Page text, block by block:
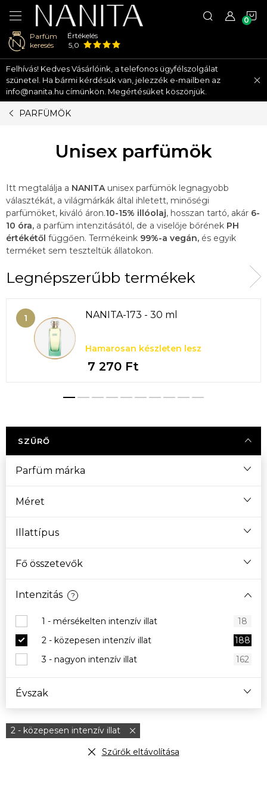
Ugrás
fő
tartalomhoz
Parfüm
keresés
Értékelés
5,0
Felhívás! Kedves Vásárlóink, a telefonos ügyfélszolgálat
szünetel. Ha bármi kérdésük van, jelezzék e-mailben az
info@nanita.hu címünkön. Megértésüket köszönjük.
PARFÜMÖK
Unisex parfümök
Itt megtalálja a NANITAunisex parfümök legnagyobb
választékát, a világmárkák által ihletett, minőségi
parfümöket, kiváló áron.10-15% illóolaj, hosszan tartó, akár 6-
10 óra, a parfüm intenzitásától, de a viselője bőrének PH
értékétől függően. Termékeink 99%-a vegán, és egyik
terméket sem teszteltük állatokon.
Legnépszerűbb termékek
NANITA-173 - 30 ml
Hamarosan készleten lesz
7 270 Ft
SZŰRŐ
Parfüm márka
Méret
Illattípus
Fő összetevők
Intenzitás ?
1 - mérsékelten intenzív illat
18
2 - közepesen intenzív illat
188
3 - nagyon intenzív illat
162
Évszak
2 - közepesen intenzív illat
Szűrők eltávolítása